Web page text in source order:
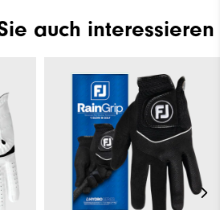
auch interessieren